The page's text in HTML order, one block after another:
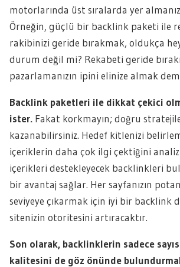
motorlarında üst sıralarda yer
Örneğin, güçlü bir backlink paketi ile
rakibinizi geride bırakmak, oldukça
durum değil mi? Rekabeti geride
pazarlamanızın ipini elinize almak
Backlink paketleri ile dikkat çekici
ister. Fakat korkmayın; doğru
kazanabilirsiniz. Hedef kitlenizi
içeriklerin daha çok ilgi çektiğini
içerikleri destekleyecek backlinkleri
bir avantaj sağlar. Her sayfanızın
seviyeye çıkarmak için iyi bir backlink
sitenizin otoritesini artıracaktır.
Son olarak, backlinklerin sadece
kalitesini de göz önünde